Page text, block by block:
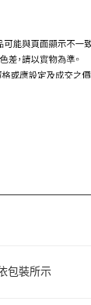
包裝所示